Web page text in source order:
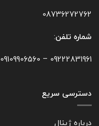
08736272762
شماره تلفن:
09222831961
–
09109906560
دسترسی سریع
درباره ژینال